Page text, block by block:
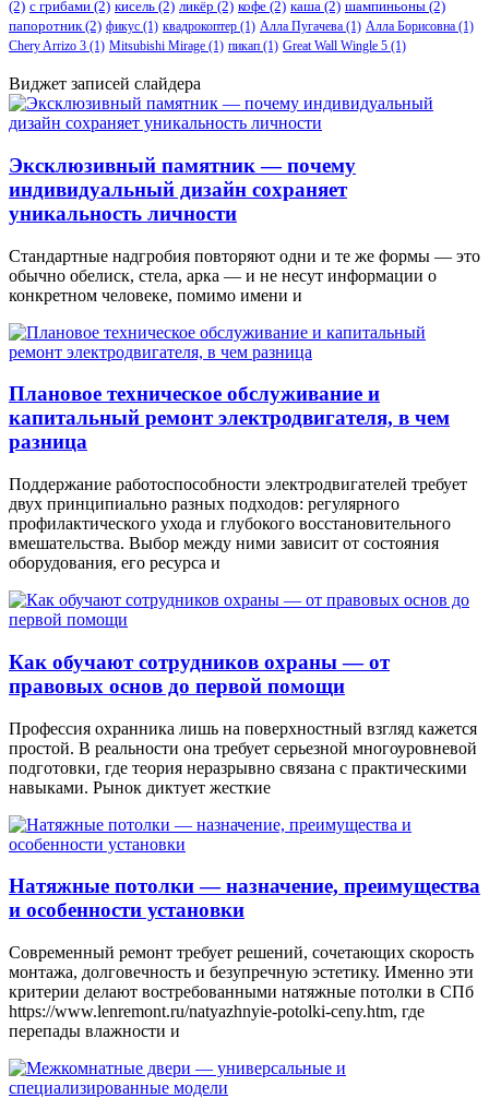
(2) с грибами (2) кисель (2) ликёр (2) кофе (2) каша (2) шампиньоны (2)
папоротник(2) фикус (1) квадрокоптер (1) Алла Пугачева (1) Алла Борисовна (1)
Chery Arrizo 3 (1) Mitsubishi Mirage (1) пикап (1) Great Wall Wingle 5 (1)
Виджет записей слайдера
Эксклюзивный памятник — почему
индивидуальный дизайн сохраняет
уникальность личности
Стандартные надгробия повторяют одни и те же формы — это
обычно обелиск, стела, арка — и не несут информации о
конкретном человеке, помимо имени и
Плановое техническое обслуживание и
капитальный ремонт электродвигателя, в чем
разница
Поддержание работоспособности электродвигателей требует
двух принципиально разных подходов: регулярного
профилактического ухода и глубокого восстановительного
вмешательства. Выбор между ними зависит от состояния
оборудования, его ресурса и
Как обучают сотрудников охраны — от
правовых основ до первой помощи
Профессия охранника лишь на поверхностный взгляд кажется
простой. В реальности она требует серьезной многоуровневой
подготовки, где теория неразрывно связана с практическими
навыками. Рынок диктует жесткие
Натяжные потолки — назначение, преимущества
и особенности установки
Современный ремонт требует решений, сочетающих скорость
монтажа, долговечность и безупречную эстетику. Именно эти
критерии делают востребованными натяжные потолки в СПб
https://www.lenremont.ru/natyazhnyie-potolki-ceny.htm, где
перепады влажности и